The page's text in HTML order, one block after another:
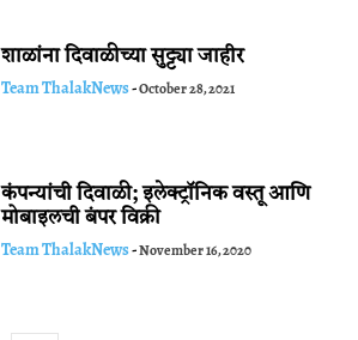
शाळांना दिवाळीच्या सुट्ट्या जाहीर
Team ThalakNews-October 28, 2021
कंपन्यांची दिवाळी; इलेक्ट्रॉनिक वस्तू आणि
मोबाइलची बंपर विक्री
Team ThalakNews-November 16, 2020